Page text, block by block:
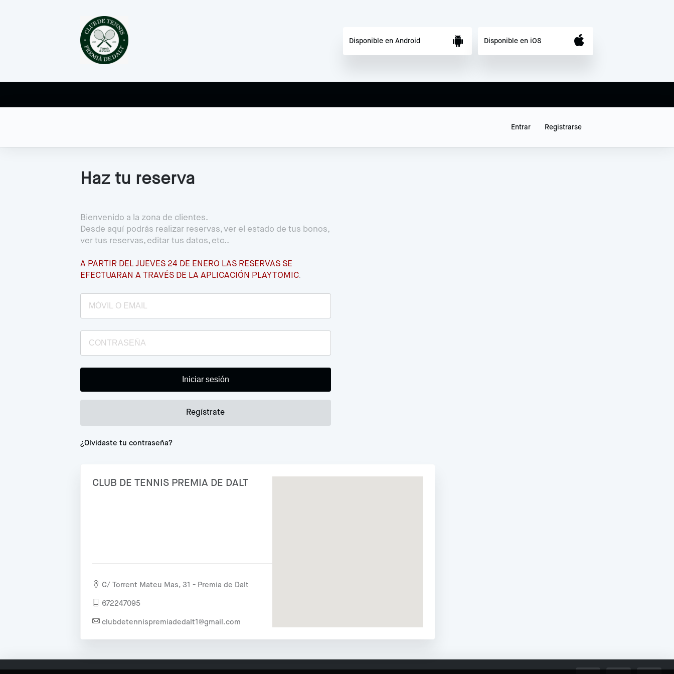
Disponible en Android Disponible en iOS
Entrar Registrarse
Haz tu reserva
Bienvenido a la zona de clientes.
Desde aquí podrás realizar reservas, ver el estado de tus bonos,
ver tus reservas, editar tus datos, etc..
A PARTIR DEL JUEVES 24 DE ENERO LAS RESERVAS SE
EFECTUARAN A TRAVÉS DE LA APLICACIÓN PLAYTOMIC.
Regístrate
¿Olvidaste tu contraseña?
CLUB DE TENNIS PREMIA DE DALT
C/ Torrent Mateu Mas, 31 - Premia de Dalt
672247095
clubdetennispremiadedalt1@gmail.com